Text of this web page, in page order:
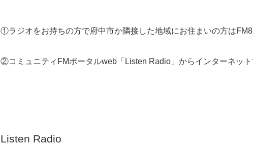
①ラジオをお持ちの方で府中市か隣接した地域にお住まいの方は
②コミュニティFMポータルweb「Listen Radio」からインターネット
Listen Radio